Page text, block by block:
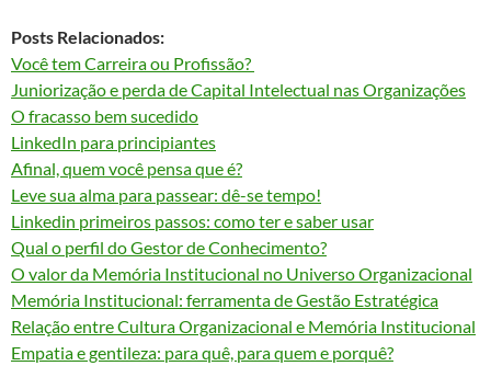
Posts Relacionados:
Você tem Carreira ou Profissão?
Juniorização e perda de Capital Intelectual nas Organizações
O fracasso bem sucedido
LinkedIn para principiantes
Afinal, quem você pensa que é?
Leve sua alma para passear: dê-se tempo!
Linkedin primeiros passos: como ter e saber usar
Qual o perfil do Gestor de Conhecimento?
O valor da Memória Institucional no Universo Organizacional
Memória Institucional: ferramenta de Gestão Estratégica
Relação entre Cultura Organizacional e Memória Institucional
Empatia e gentileza: para quê, para quem e porquê?